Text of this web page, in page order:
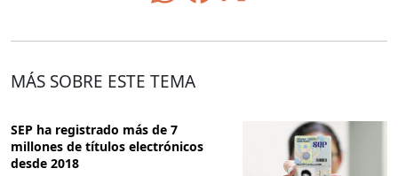
MÁS SOBRE ESTE TEMA
SEP ha registrado más de 7
millones de títulos electrónicos
desde 2018